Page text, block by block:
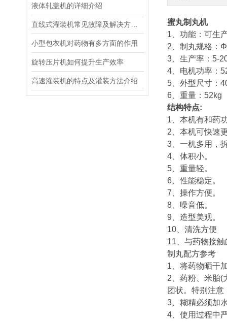
液体轧盖机的详细介绍
小型包衣机对药物有多方面的作用
旋转压片机如何提升生产效率
高速灌装机的特点及灌装方法介绍
蜜丸制丸机
1、功能：可生
2、制丸规格：
3、生产率：5-
4、电机功率：
5、外型尺寸：
6、重量：52kg
结构特点:
1、本机有和药
2、本机可快速
3、一机多用，
4、体积小。
5、重量轻。
6、性能稳定。
7、操作方便。
8、噪音低。
9、造型美观。
10、清洗方便
11、与药物接
制丸配方参考
1、将药物晒干
2、药粉、米胎(
团状。特别注
3、糊精必须加
4、使用过程中